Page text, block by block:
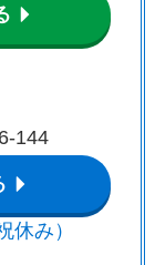
144
休み）